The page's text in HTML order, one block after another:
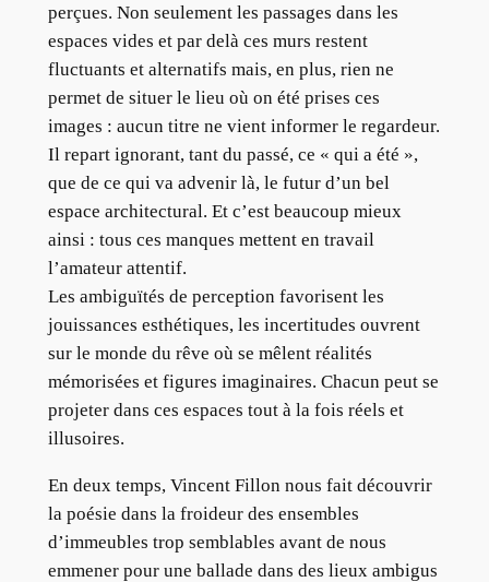
perçues. Non seulement les passages dans les
espaces vides et par delà ces murs restent
fluctuants et alternatifs mais, en plus, rien ne
permet de situer le lieu où on été prises ces
images : aucun titre ne vient informer le regardeur.
Il repart ignorant, tant du passé, ce « qui a été »,
que de ce qui va advenir là, le futur d’un bel
espace architectural. Et c’est beaucoup mieux
ainsi : tous ces manques mettent en travail
l’amateur attentif.
Les ambiguïtés de perception favorisent les
jouissances esthétiques, les incertitudes ouvrent
sur le monde du rêve où se mêlent réalités
mémorisées et figures imaginaires. Chacun peut se
projeter dans ces espaces tout à la fois réels et
illusoires.
En deux temps, Vincent Fillon nous fait découvrir
la poésie dans la froideur des ensembles
d’immeubles trop semblables avant de nous
emmener pour une ballade dans des lieux ambigus